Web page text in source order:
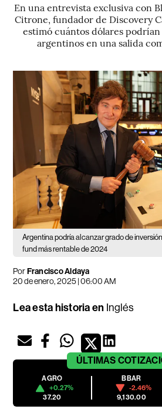
En una entrevista exclusiva con
Citrone, fundador de Discovery
estimó cuántos dólares
argentinos en una salida
Argentina podría alcanzar grado de
fund más rentable de 2024
PorFrancisco Aldaya
20 de enero, 2025 | 06:00 AM
Lea esta historia en Inglés
ÚLTIMAS
AGRO
+0.27%
37.20
BBAR
-2.46%
9,130.00